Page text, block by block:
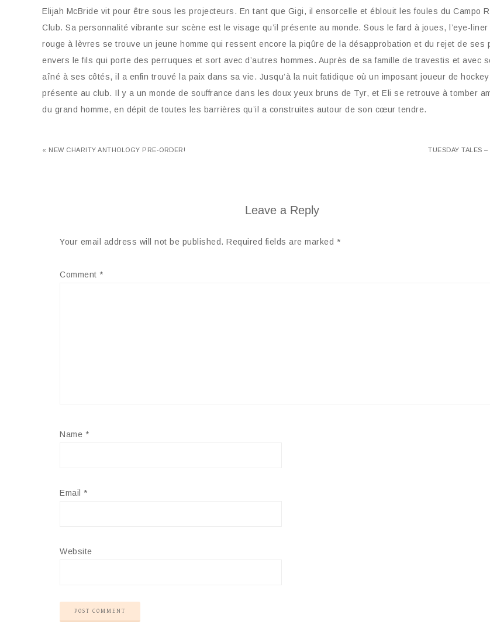
Elijah McBride vit pour être sous les projecteurs. En tant que Gigi, il ensorcelle et éblouit les foules du Campo
Club. Sa personnalité vibrante sur scène est le visage qu’il présente au monde. Sous le fard à joues, l’eye-liner
rouge à lèvres se trouve un jeune homme qui ressent encore la piqûre de la désapprobation et du rejet de ses
envers le fils qui porte des perruques et sort avec d’autres hommes. Auprès de sa famille de travestis et avec
aîné à ses côtés, il a enfin trouvé la paix dans sa vie. Jusqu’à la nuit fatidique où un imposant joueur de
présente au club. Il y a un monde de souffrance dans les doux yeux bruns de Tyr, et Eli se retrouve à tomber
du grand homme, en dépit de toutes les barrières qu’il a construites autour de son cœur tendre.
« NEW CHARITY ANTHOLOGY PRE-ORDER! TUESDAY TALES
Leave a Reply
Your email address will not be published. Required fields are marked *
Comment *
Name *
Email *
Website